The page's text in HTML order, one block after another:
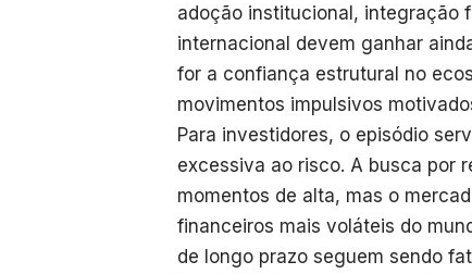
adoção institucional, integração
internacional devem ganhar
for a confiança estrutural no
movimentos impulsivos
Para investidores, o episódio
excessiva ao risco. A busca por
momentos de alta, mas o
financeiros mais voláteis do
de longo prazo seguem sendo